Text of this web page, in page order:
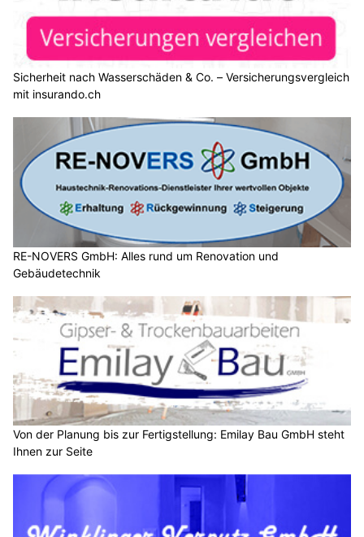
Sicherheit nach Wasserschäden & Co. – Versicherungsvergleich
mit insurando.ch
RE-NOVERS GmbH: Alles rund um Renovation und
Gebäudetechnik
Von der Planung bis zur Fertigstellung: Emilay Bau GmbH steht
Ihnen zur Seite